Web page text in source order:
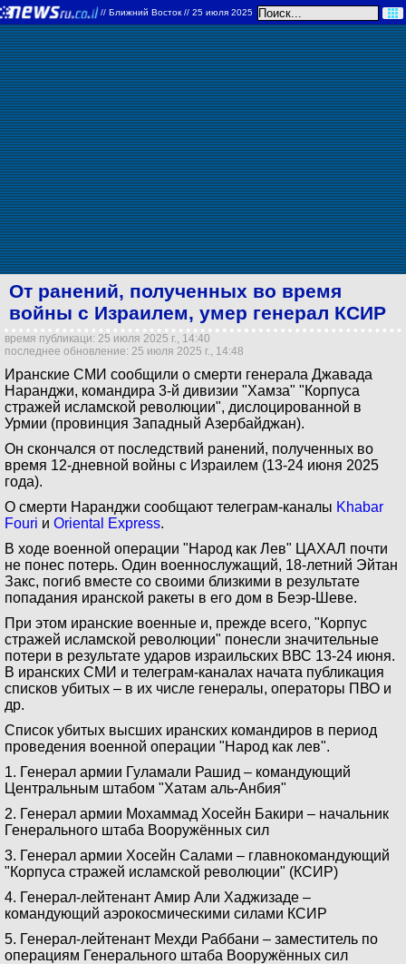
// Ближний Восток // 25 июля 2025
От ранений, полученных во время
войны с Израилем, умер генерал КСИР
время публикаци: 25 июля 2025 г., 14:40
последнее обновление: 25 июля 2025 г., 14:48
Иранские СМИ сообщили о смерти генерала Джавада
Наранджи, командира 3-й дивизии "Хамза" "Корпуса
стражей исламской революции", дислоцированной в
Урмии (провинция Западный Азербайджан).
Он скончался от последствий ранений, полученных во
время 12-дневной войны с Израилем (13-24 июня 2025
года).
О смерти Наранджи сообщают телеграм-каналы Khabar
Fouri и Oriental Express.
В ходе военной операции "Народ как Лев" ЦАХАЛ почти
не понес потерь. Один военнослужащий, 18-летний Эйтан
Закс, погиб вместе со своими близкими в результате
попадания иранской ракеты в его дом в Беэр-Шеве.
При этом иранские военные и, прежде всего, "Корпус
стражей исламской революции" понесли значительные
потери в результате ударов израильских ВВС 13-24 июня.
В иранских СМИ и телеграм-каналах начата публикация
списков убитых – в их числе генералы, операторы ПВО и
др.
Список убитых высших иранских командиров в период
проведения военной операции "Народ как лев".
1. Генерал армии Гуламали Рашид – командующий
Центральным штабом "Хатам аль-Анбия"
2. Генерал армии Мохаммад Хосейн Бакири – начальник
Генерального штаба Вооружённых сил
3. Генерал армии Хосейн Салами – главнокомандующий
"Корпуса стражей исламской революции" (КСИР)
4. Генерал-лейтенант Амир Али Хаджизаде –
командующий аэрокосмическими силами КСИР
5. Генерал-лейтенант Мехди Раббани – заместитель по
операциям Генерального штаба Вооружённых сил